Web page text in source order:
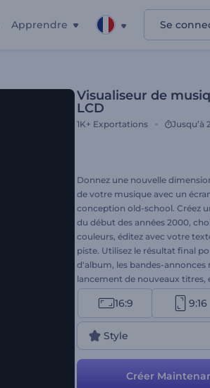
Apprendre Se
Visualiseur de
LCD
1K+ Exportations Jusqu’à
Donnez une nouvelle
de votre musique avec un
conception old-school. Créez
du début des années 2000,
couleurs, éditez avec votre
piste. Utilisez le résultat final
d'album, les bandes-annonces
lancement de nouveaux titres,
Essayez gratuitement dès
16:9 9:16
Style
Créer